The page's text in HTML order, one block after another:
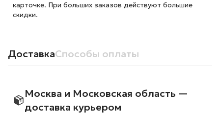
карточке. При больших заказов действуют большие
скидки.
ДоставкаСпособы оплаты
Москва и Московская область —
доставка курьером